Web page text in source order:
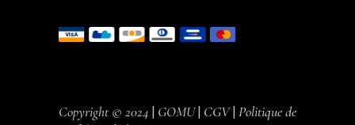
Copyright © 2024 | GOMU| CGV|Politique de